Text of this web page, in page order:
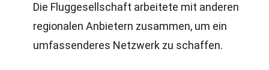
Die Fluggesellschaft arbeitete mit anderen
regionalen Anbietern zusammen, um ein
umfassenderes Netzwerk zu schaffen.